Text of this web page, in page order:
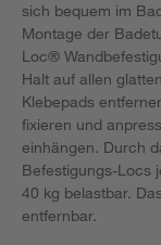
sich bequem im
Montage der
Loc®
Halt auf allen
Klebepads
fixieren und
einhängen. Durch
Befestigungs-Locs
40 kg belastbar.
entfernbar.